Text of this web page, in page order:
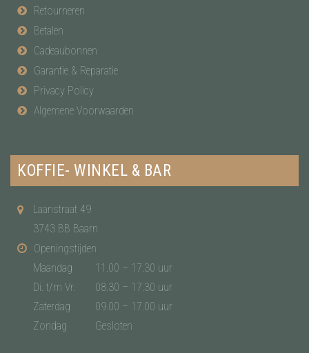
Retourneren
Betalen
Cadeaubonnen
Garantie & Reparatie
Privacy Policy
Algemene Voorwaarden
KOFFIE- WINKEL & BAR
Laanstraat 49
3743 BB Baarn
Openingstijden
Maandag
11.00 – 17.30 uur
Di. t/m Vr.
08.30 – 17.30 uur
Zaterdag
09.00 – 17.00 uur
Zondag
Gesloten